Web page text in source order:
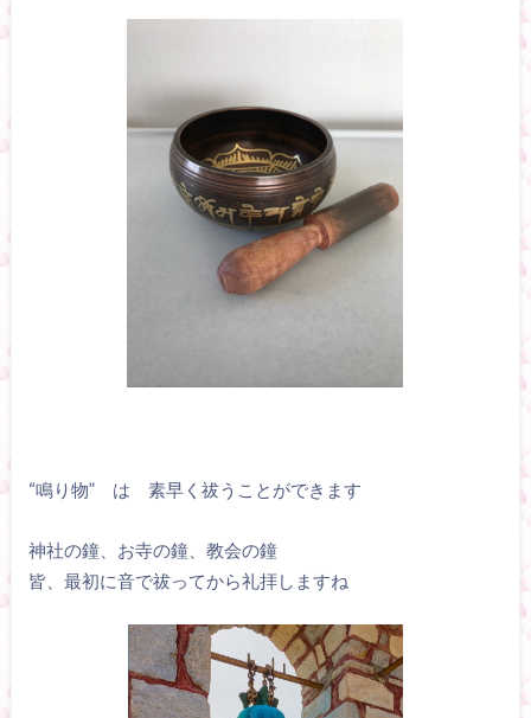
“鳴り物” は 素早く祓うことができます
神社の鐘、お寺の鐘、教会の鐘
皆、最初に音で祓ってから礼拝しますね